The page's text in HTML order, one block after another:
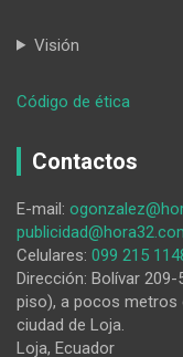
Visión
Código de ética
al
y
Contactos
E-mail:
Celulares: 099 215
Dirección: Bolívar
piso), a pocos metros
ciudad de Loja.
Loja, Ecuador